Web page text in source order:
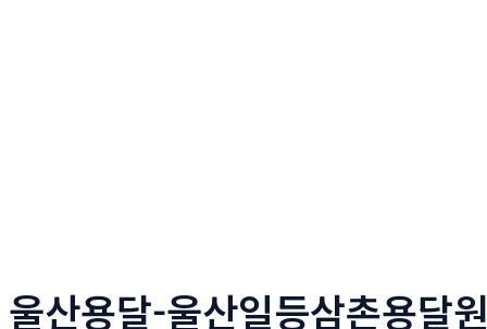
울산용달-울산일등삼촌용달